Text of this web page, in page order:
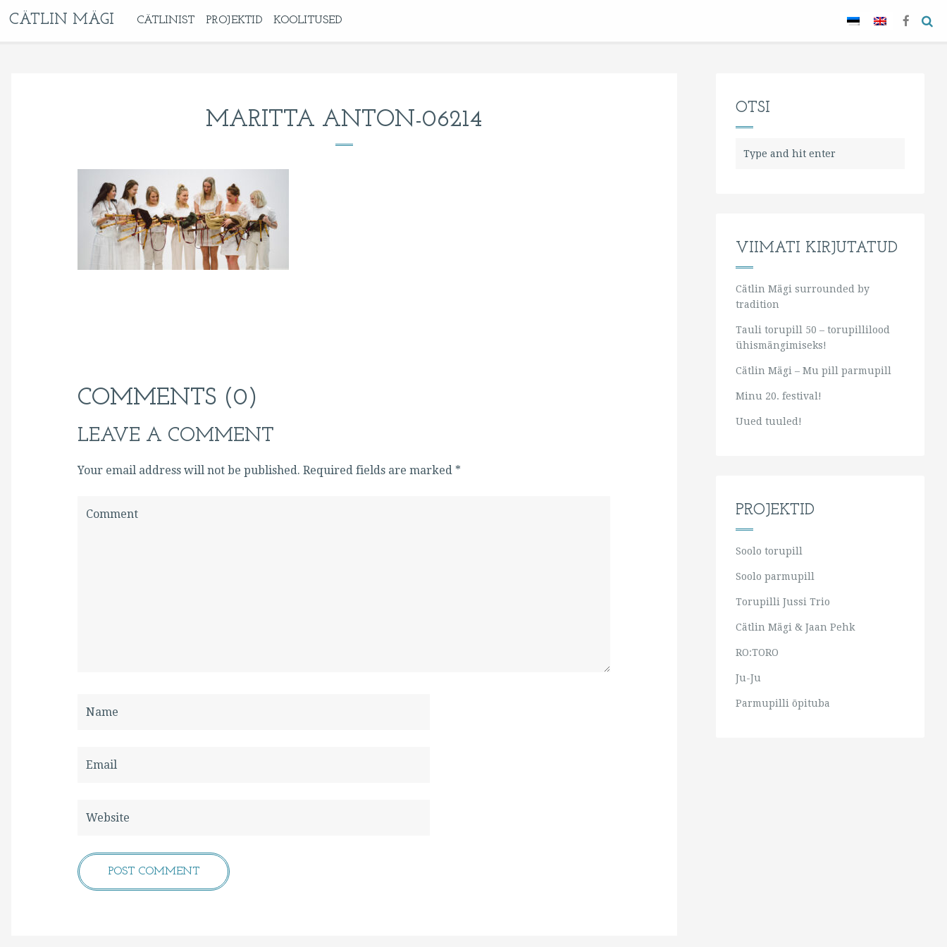
CÄTLIN MÄGI CÄTLINIST PROJEKTID KOOLITUSED
MARITTA ANTON-06214
COMMENTS (0)
LEAVE A COMMENT
Your email address will not be published. Required fields are marked *
OTSI
VIIMATI KIRJUTATUD
Cätlin Mägi surrounded by
tradition
Tauli torupill 50 – torupillilood
ühismängimiseks!
Cätlin Mägi – Mu pill parmupill
Minu 20. festival!
Uued tuuled!
PROJEKTID
Soolo torupill
Soolo parmupill
Torupilli Jussi Trio
Cätlin Mägi & Jaan Pehk
RO:TORO
Ju-Ju
Parmupilli õpituba